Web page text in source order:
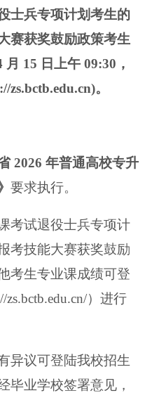
士兵专项计划考生的
赛获奖鼓励政策考生
15 日上午 09:30，
zs.bctb.edu.cn)。
2026 年普通高校专升
要求执行。
考试退役士兵专项计
考技能大赛获奖鼓励
考生专业课成绩可登
zs.bctb.edu.cn/）进行
异议可登陆我校招生
毕业学校签署意见，